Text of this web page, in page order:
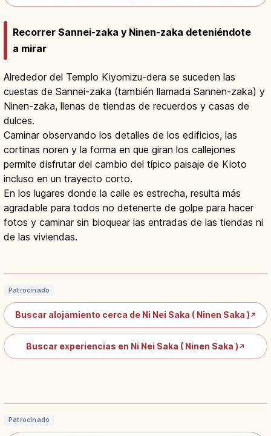
Recorrer Sannei-zaka y Ninen-zaka deteniéndote
a mirar
Alrededor del Templo Kiyomizu-dera se suceden las
cuestas de Sannei-zaka (también llamada Sannen-zaka) y
Ninen-zaka, llenas de tiendas de recuerdos y casas de
dulces.
Caminar observando los detalles de los edificios, las
cortinas noren y la forma en que giran los callejones
permite disfrutar del cambio del típico paisaje de Kioto
incluso en un trayecto corto.
En los lugares donde la calle es estrecha, resulta más
agradable para todos no detenerte de golpe para hacer
fotos y caminar sin bloquear las entradas de las tiendas ni
de las viviendas.
Patrocinado
Buscar alojamiento cerca de Ni Nei Saka ( Ninen Saka )↗
Buscar experiencias en Ni Nei Saka ( Ninen Saka )↗
Patrocinado